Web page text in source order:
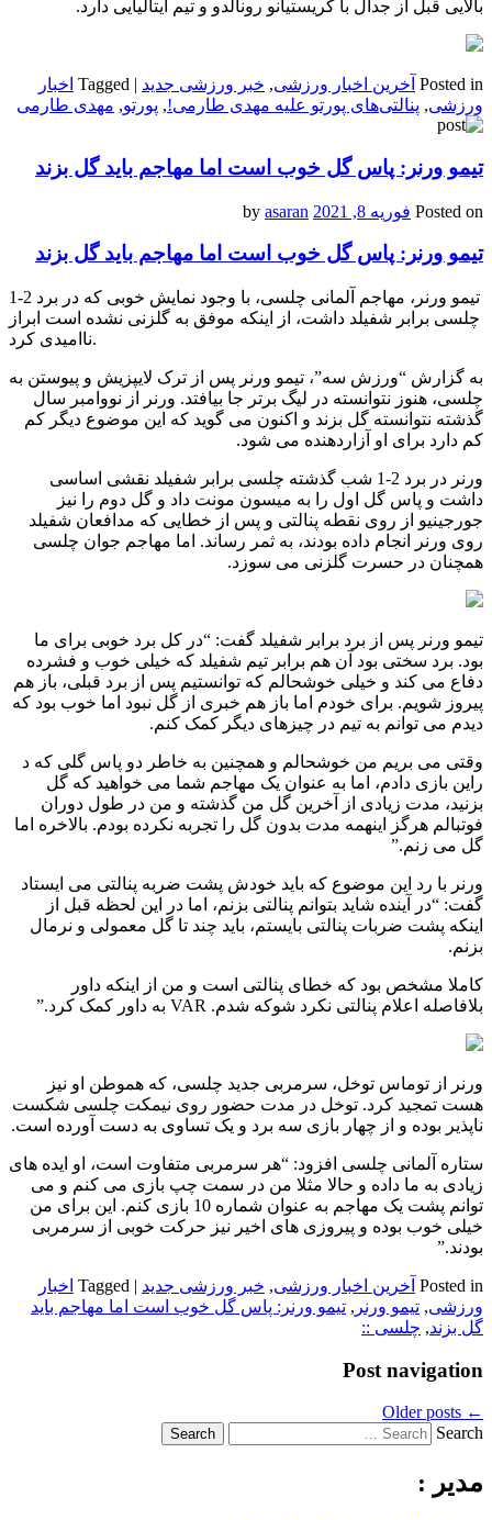
بالایی قبل از جدال با کریستیانو رونالدو و تیم ایتالیایی دارد.
Posted in آخرین اخبار ورزشی, خبر ورزشی جدید |
Tagged اخبار
ورزشی, پنالتی‌های پورتو علیه مهدی طارمی!, پورتو, مهدی طارمی
تیمو ورنر: پاس گل خوب است اما مهاجم باید گل بزند
Posted on فوریه 8, 2021 asaran
تیمو ورنر: پاس گل خوب است اما مهاجم باید گل بزند
تیمو ورنر، مهاجم آلمانی چلسی، با وجود نمایش خوبی که در برد 2-1
چلسی برابر شفیلد داشت، از اینکه موفق به گلزنی نشده است ابراز
ناامیدی کرد.
به گزارش “ورزش سه”، تیمو ورنر پس از ترک لایپزیش و پیوستن به
چلسی، هنوز نتوانسته در لیگ برتر جا بیافتد. ورنر از نووامبر سال
گذشته نتوانسته گل بزند و اکنون می گوید که این موضوع دیگر کم
کم دارد برای او آزاردهنده می شود.
ورنر در برد 2-1 شب گذشته چلسی برابر شفیلد نقشی اساسی
داشت و پاس گل اول را به میسون مونت داد و گل دوم را نیز
جورجینیو از روی نقطه پنالتی و پس از خطایی که مدافعان شفیلد
روی ورنر انجام داده بودند، به ثمر رساند. اما مهاجم جوان چلسی
همچنان در حسرت گلزنی می سوزد.
تیمو ورنر پس از برد برابر شفیلد گفت: “در کل برد خوبی برای ما
بود. برد سختی بود آن هم برابر تیم شفیلد که خیلی خوب و فشرده
دفاع می کند و خیلی خوشحالم که توانستیم پس از برد قبلی، باز هم
پیروز شویم. برای خودم اما باز هم خبری از گل نبود اما خوب بود که
دیدم می توانم به تیم در چیزهای دیگر کمک کنم.
وقتی می بریم من خوشحالم و همچنین به خاطر دو پاس گلی که د
راین بازی دادم، اما به عنوان یک مهاجم شما می خواهید که گل
بزنید، مدت زیادی از آخرین گل من گذشته و من در طول دوران
فوتبالم هرگز اینهمه مدت بدون گل را تجربه نکرده بودم. بالاخره اما
گل می زنم.”
ورنر با رد این موضوع که باید خودش پشت ضربه پنالتی می ایستاد
گفت: “در آینده شاید بتوانم پنالتی بزنم، اما در این لحظه قبل از
اینکه پشت ضربات پنالتی بایستم، باید چند تا گل معمولی و نرمال
بزنم.
کاملا مشخص بود که خطای پنالتی است و من از اینکه داور
بلافاصله اعلام پنالتی نکرد شوکه شدم. VAR به داور کمک کرد.”
ورنر از توماس توخل، سرمربی جدید چلسی، که هموطن او نیز
هست تمجید کرد. توخل در مدت حضور روی نیمکت چلسی شکست
ناپذیر بوده و از چهار بازی سه برد و یک تساوی به دست آورده است.
ستاره آلمانی چلسی افزود: “هر سرمربی متفاوت است، او ایده های
زیادی به ما داده و حالا مثلا من در سمت چپ بازی می کنم و می
توانم پشت یک مهاجم به عنوان شماره 10 بازی کنم. این برای من
خیلی خوب بوده و پیروزی های اخیر نیز حرکت خوبی از سرمربی
بودند.”
Posted in آخرین اخبار ورزشی, خبر ورزشی جدید |
Tagged اخبار
ورزشی, تیمو ورنر , تیمو ورنر: پاس گل خوب است اما مهاجم باید
گل بزند, چلسی ::
Post navigation
←
Search
مدیر :